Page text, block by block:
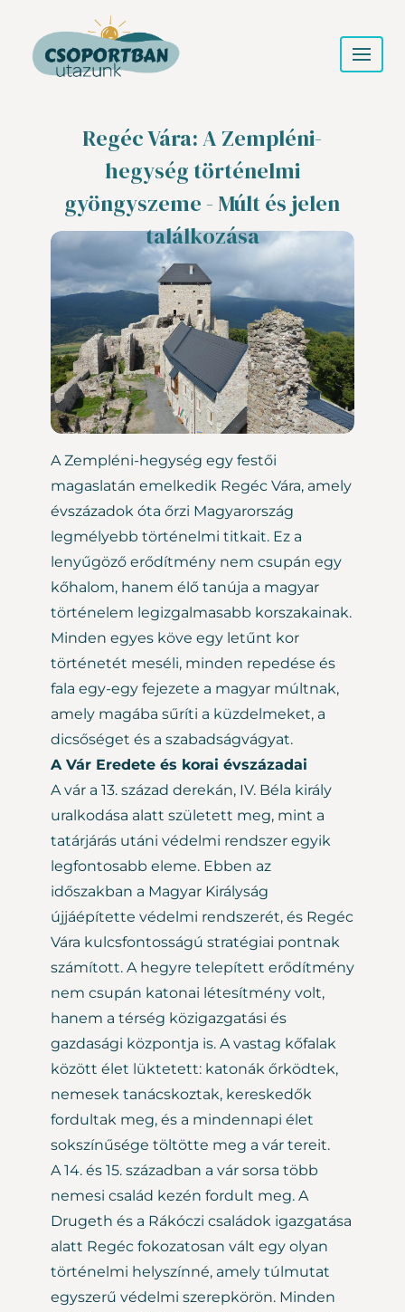
Regéc Vára: A Zempléni-
hegység történelmi
gyöngyszeme - Múlt és jelen
találkozása
A Zempléni-hegység egy festői
magaslatán emelkedik Regéc Vára, amely
évszázadok óta őrzi Magyarország
legmélyebb történelmi titkait. Ez a
lenyűgöző erődítmény nem csupán egy
kőhalom, hanem élő tanúja a magyar
történelem legizgalmasabb korszakainak.
Minden egyes köve egy letűnt kor
történetét meséli, minden repedése és
fala egy-egy fejezete a magyar múltnak,
amely magába sűríti a küzdelmeket, a
dicsőséget és a szabadságvágyat.
A Vár Eredete és korai évszázadai
A vár a 13. század derekán, IV. Béla király
uralkodása alatt született meg, mint a
tatárjárás utáni védelmi rendszer egyik
legfontosabb eleme. Ebben az
időszakban a Magyar Királyság
újjáépítette védelmi rendszerét, és Regéc
Vára kulcsfontosságú stratégiai pontnak
számított. A hegyre telepített erődítmény
nem csupán katonai létesítmény volt,
hanem a térség közigazgatási és
gazdasági központja is. A vastag kőfalak
között élet lüktetett: katonák őrködtek,
nemesek tanácskoztak, kereskedők
fordultak meg, és a mindennapi élet
sokszínűsége töltötte meg a vár tereit.
A 14. és 15. században a vár sorsa több
nemesi család kezén fordult meg. A
Drugeth és a Rákóczi családok igazgatása
alatt Regéc fokozatosan vált egy olyan
történelmi helyszínné, amely túlmutat
egyszerű védelmi szerepkörön. Minden